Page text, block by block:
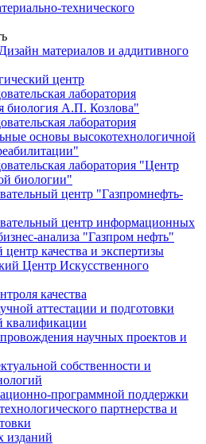
технического
материалов и аддитивного
центр
лаборатория
биология А.П. Козлова"
лаборатория
основы высокотехнологичной
лаборатория "Центр
биологии"
центр "Газпромнефть-
центр информационных
анализа "Газпром нефть"
качества и экспертизы
Центр Искусственного
качества
аттестации и подготовки
квалификации
научных проектов и
собственности и
программной поддержки
партнерства и
изданий